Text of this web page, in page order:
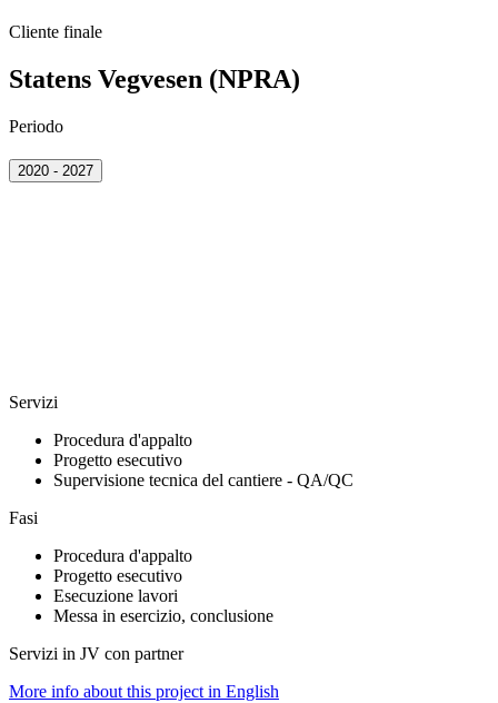
Cliente finale
Statens Vegvesen (NPRA)
Periodo
2020 - 2027
Servizi
Procedura d'appalto
Progetto esecutivo
Supervisione tecnica del cantiere - QA/QC
Fasi
Procedura d'appalto
Progetto esecutivo
Esecuzione lavori
Messa in esercizio, conclusione
Servizi in JV con partner
More info about this project in English